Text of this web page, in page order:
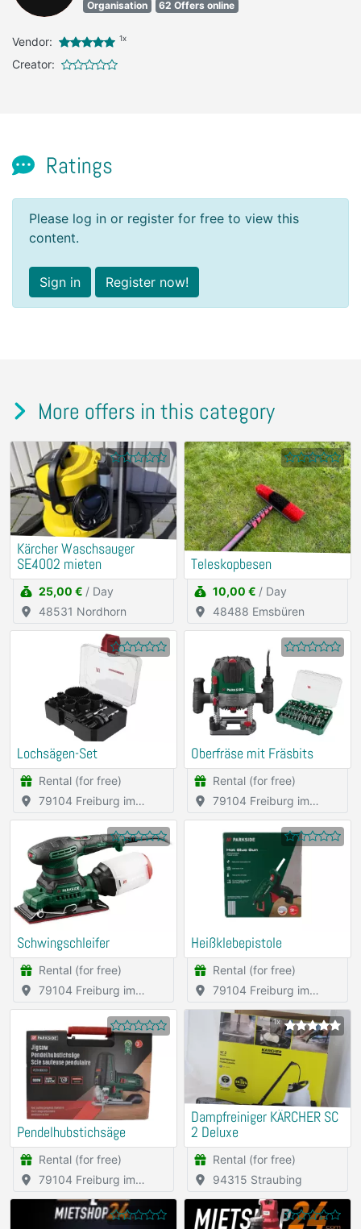
Organisation 62 Offers online
Vendor: 1x
Creator:
Ratings
Please log in or register for free to view this
content.
Sign in Register now!
More offers in this category
Kärcher Waschsauger
SE4002 mieten
25,00 € / Day
48531 Nordhorn
Teleskopbesen
10,00 € / Day
48488 Emsbüren
Lochsägen-Set
Rental (for free)
Breisgau
Oberfräse mit Fräsbits
Rental (for free)
Breisgau
Schwingschleifer
Rental (for free)
Breisgau
Heißklebepistole
Rental (for free)
Breisgau
Pendelhubstichsäge
Rental (for free)
Breisgau
1x
Dampfreiniger KÄRCHER SC
2 Deluxe
Rental (for free)
94315 Straubing